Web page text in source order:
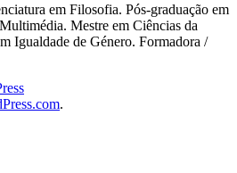
em Filosofia. Pós-graduação em
Mestre em Ciências da
Igualdade de Género. Formadora /
.